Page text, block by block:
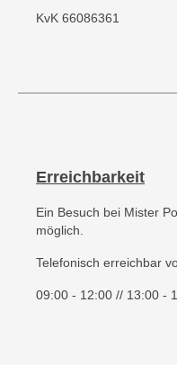
KvK 66086361
Erreichbarkeit
Ein Besuch bei Mister
möglich.
Telefonisch erreichbar
09:00 - 12:00 // 13:00 -